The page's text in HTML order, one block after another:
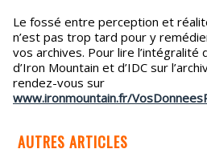
Le fossé entre perception et
n’est pas trop tard pour y
vos archives. Pour lire l’intégralité
d’Iron Mountain et d’IDC sur
rendez-vous sur
www.ironmountain.fr/
AUTRES ARTICLES